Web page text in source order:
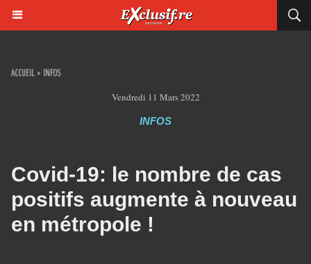
ACCUEIL > INFOS
Vendredi 11 Mars 2022
INFOS
Covid-19: le nombre de cas
positifs augmente à nouveau
en métropole !